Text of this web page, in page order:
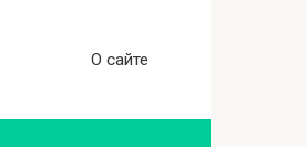
О сайте